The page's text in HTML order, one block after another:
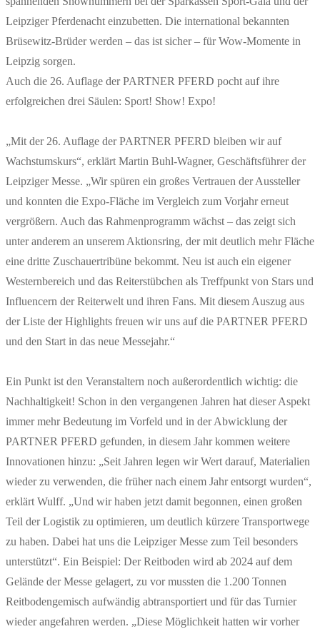
Leipziger Pferdenacht einzubetten. Die international bekannten
Brüsewitz-Brüder werden – das ist sicher – für Wow-Momente in
Leipzig sorgen.
Auch die 26. Auflage der PARTNER PFERD pocht auf ihre
erfolgreichen drei Säulen: Sport! Show! Expo!
„Mit der 26. Auflage der PARTNER PFERD bleiben wir auf
Wachstumskurs“, erklärt Martin Buhl-Wagner, Geschäftsführer der
Leipziger Messe. „Wir spüren ein großes Vertrauen der Aussteller
und konnten die Expo-Fläche im Vergleich zum Vorjahr erneut
vergrößern. Auch das Rahmenprogramm wächst – das zeigt sich
unter anderem an unserem Aktionsring, der mit deutlich mehr Fläche
eine dritte Zuschauertribüne bekommt. Neu ist auch ein eigener
Westernbereich und das Reiterstübchen als Treffpunkt von Stars und
Influencern der Reiterwelt und ihren Fans. Mit diesem Auszug aus
der Liste der Highlights freuen wir uns auf die PARTNER PFERD
und den Start in das neue Messejahr.“
Ein Punkt ist den Veranstaltern noch außerordentlich wichtig: die
Nachhaltigkeit! Schon in den vergangenen Jahren hat dieser Aspekt
immer mehr Bedeutung im Vorfeld und in der Abwicklung der
PARTNER PFERD gefunden, in diesem Jahr kommen weitere
Innovationen hinzu: „Seit Jahren legen wir Wert darauf, Materialien
wieder zu verwenden, die früher nach einem Jahr entsorgt wurden“,
erklärt Wulff. „Und wir haben jetzt damit begonnen, einen großen
Teil der Logistik zu optimieren, um deutlich kürzere Transportwege
zu haben. Dabei hat uns die Leipziger Messe zum Teil besonders
unterstützt“. Ein Beispiel: Der Reitboden wird ab 2024 auf dem
Gelände der Messe gelagert, zu vor mussten die 1.200 Tonnen
Reitbodengemisch aufwändig abtransportiert und für das Turnier
wieder angefahren werden. „Diese Möglichkeit hatten wir vorher